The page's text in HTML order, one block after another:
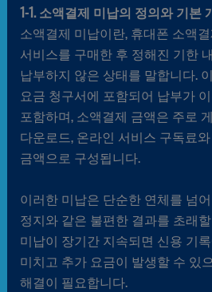
1-1. 소액결제 미납의 정의와 기본
소액결제 미납이란, 휴대폰 소액
서비스를 구매한 후 정해진 기한
납부하지 않은 상태를 말합니다.
요금 청구서에 포함되어 납부가
포함하며, 소액결제 금액은 주로
다운로드, 온라인 서비스 구독료
금액으로 구성됩니다.
이러한 미납은 단순한 연체를 넘
정지와 같은 불편한 결과를 초래
미납이 장기간 지속되면 신용 기
미치고 추가 요금이 발생할 수 있
해결이 필요합니다.